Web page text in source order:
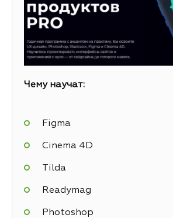
Чему научат:
Figma
Cinema 4D
Tilda
Readymag
Photoshop